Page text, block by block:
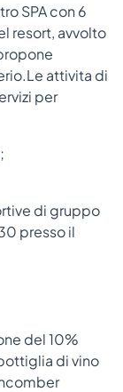
SPA con 6
resort, avvolto
Le attivita di
per
di gruppo
presso il
del 10%
di vino